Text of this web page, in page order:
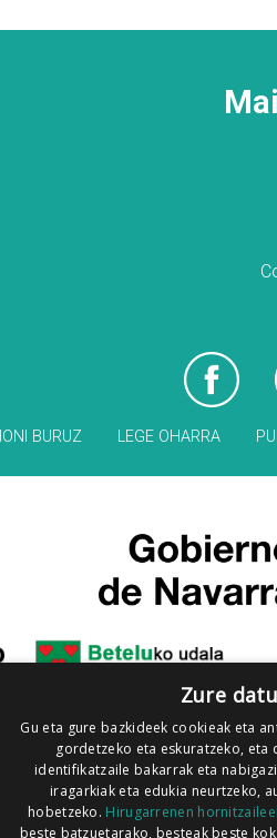
BURUZ LEGE OHARRA
Zure
Gu eta gure bazkideek cookieak eta
gordetzeko eta eskuratzeko,
identifikatzaile bakarrak eta
iragarkiak eta edukia neurtzeko,
hobetzeko. Hirugarrenen
beste batzuetarako, besteak beste